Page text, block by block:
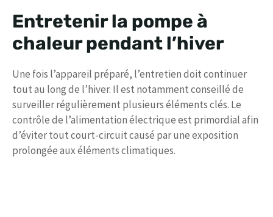
Entretenir la pompe à
chaleur pendant l’hiver
Une fois l’appareil préparé, l’entretien doit continuer
tout au long de l’hiver. Il est notamment conseillé de
surveiller régulièrement plusieurs éléments clés. Le
contrôle de l’alimentation électrique est primordial afin
d’éviter tout court-circuit causé par une exposition
prolongée aux éléments climatiques.